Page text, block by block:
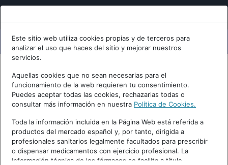
Este sitio web utiliza cookies propias y de terceros para
analizar el uso que haces del sitio y mejorar nuestros
servicios.
Aquellas cookies que no sean necesarias para el
funcionamiento de la web requieren tu consentimiento.
Puedes aceptar todas las cookies, rechazarlas todas o
consultar más información en nuestra Política de Cookies.
Toda la información incluida en la Página Web está referida a
productos del mercado español y, por tanto, dirigida a
profesionales sanitarios legalmente facultados para prescribir
o dispensar medicamentos con ejercicio profesional. La
información técnica de los fármacos se facilita a título